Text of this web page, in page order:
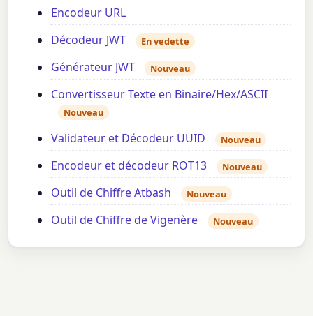
Encodeur URL
Décodeur JWT
En vedette
Générateur JWT Nouveau
Convertisseur Texte en Binaire/Hex/ASCII
Nouveau
Validateur et Décodeur UUID Nouveau
Encodeur et décodeur ROT13 Nouveau
Outil de Chiffre Atbash Nouveau
Outil de Chiffre de Vigenère Nouveau